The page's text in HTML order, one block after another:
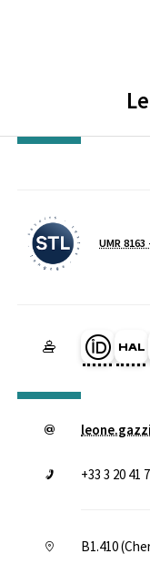
Laboratoire / équipe
UMR 8163
Page
+33 3 20 41
B1.410